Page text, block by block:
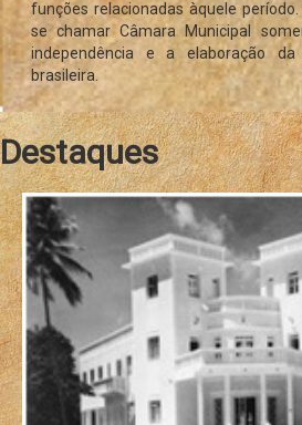
funções relacionadas àquele
se chamar Câmara Municipal
independência e a elaboração da
brasileira.
Destaques